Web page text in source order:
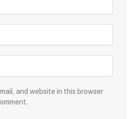
and website in this browser